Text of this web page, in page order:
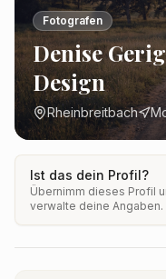
Fotografen
Denise
Design
Rheinbreitbach
Ist das dein Profil?
Übernimm dieses Profil
verwalte deine Angaben.